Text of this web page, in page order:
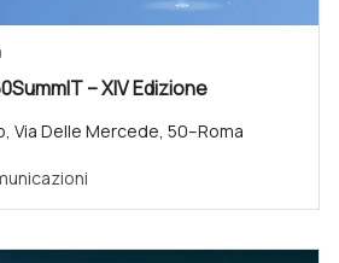
– XIV Edizione
Via Delle Mercede, 50–Roma